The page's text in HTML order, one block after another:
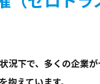
況下で、多くの企業
えています。